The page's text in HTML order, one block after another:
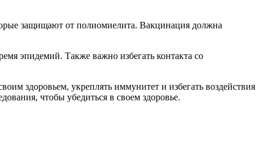
защищают от полиомиелита. Вакцинация должна
эпидемий. Также важно избегать контакта со
здоровьем, укреплять иммунитет и избегать воздействия
чтобы убедиться в своем здоровье.